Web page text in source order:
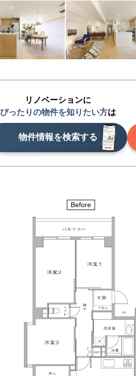
リノベーションに
ぴったりの物件を知りたい方は
物件情報を検索する
Before